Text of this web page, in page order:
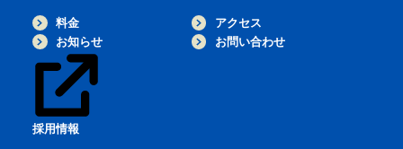
料金
アクセス
お知らせ
お問い合わせ
採用情報